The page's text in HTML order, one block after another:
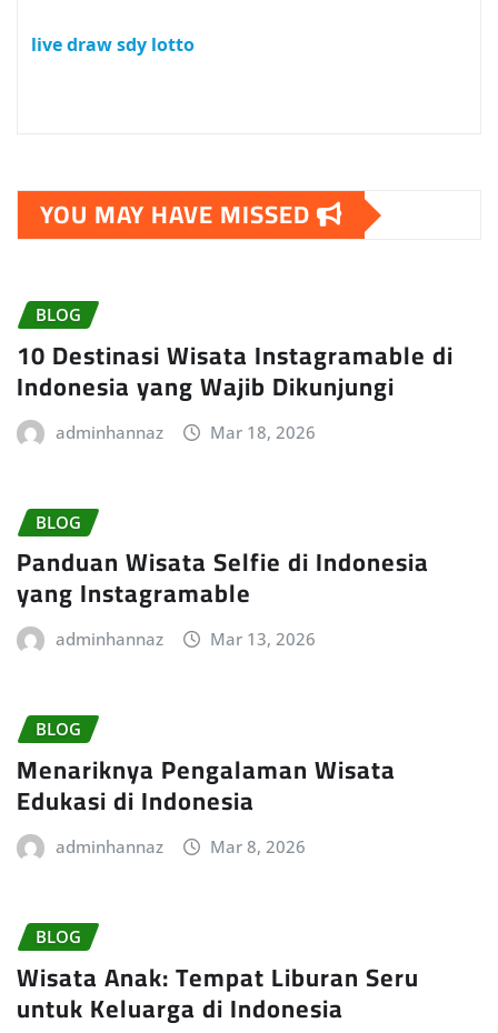
live draw sdy lotto
YOU MAY HAVE MISSED
BLOG
10 Destinasi Wisata Instagramable di
Indonesia yang Wajib Dikunjungi
adminhannaz Mar 18, 2026
BLOG
Panduan Wisata Selfie di Indonesia
yang Instagramable
adminhannaz Mar 13, 2026
BLOG
Menariknya Pengalaman Wisata
Edukasi di Indonesia
adminhannaz Mar 8, 2026
BLOG
Wisata Anak: Tempat Liburan Seru
untuk Keluarga di Indonesia